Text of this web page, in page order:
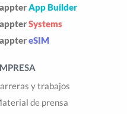
App Builder
Systems
eSIM
y trabajos
de prensa